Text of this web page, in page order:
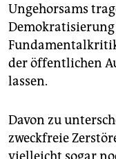
Ungehorsams
der öffentlichen
lassen.
Davon zu
zweckfreie
vielleicht sogar